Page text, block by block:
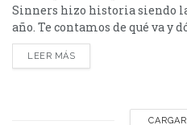
Sinners hizo historia siendo
año. Te contamos de qué va
por Ryan Coogler, Sinners, se
más nominaciones en la 98ª
LEER MÁS